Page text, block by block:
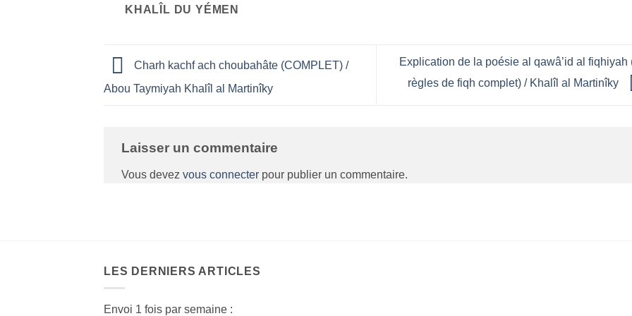
KHALÎL DU YÉMEN
Charh kachf ach choubahâte (COMPLET) /
Abou Taymiyah Khalîl al Martinîky
Explication de la poésie al qawâ’id al fiqhiyah
règles de fiqh complet) / Khalîl al Martinîky
Laisser un commentaire
Vous devez vous connecter pour publier un commentaire.
LES DERNIERS ARTICLES
Envoi 1 fois par semaine :